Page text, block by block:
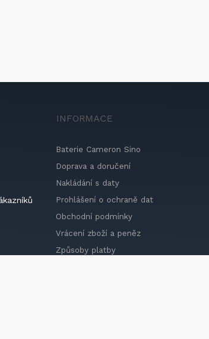
INFORMACE
Baterie Cameron Sino
Doprava a doručení
Nakládání s daty
Prohlášení o ochraně dat
Obchodní podmínky
Vrácení zboží a peněz
Způsoby platby